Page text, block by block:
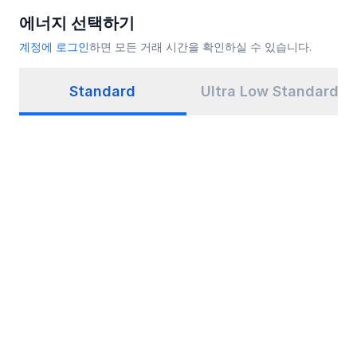
에너지 선택하기
계정에 로그인하면 모든 거래 시간을 확인하실 수 있습니다.
Standard Ultra Low Standard